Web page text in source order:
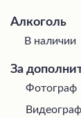
Алкоголь
В наличии
За
Фотограф
Видеограф